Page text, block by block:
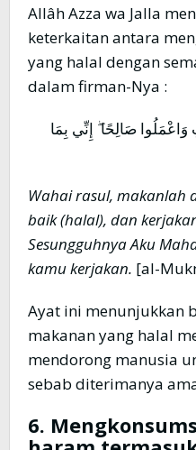
Allâh Azza wa Jalla
keterkaitan antara
yang halal dengan
dalam firman-Nya :
وَاعْمَلُوا صَالِحًا ۖ إِنِّي بِمَا
Wahai rasul, makanlah
baik (halal), dan
Sesungguhnya Aku
kamu kerjakan. [al-
Ayat ini menunjukkan
makanan yang halal
mendorong manusia
sebab diterimanya
6.